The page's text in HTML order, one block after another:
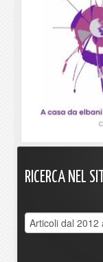
RICERCA NEL